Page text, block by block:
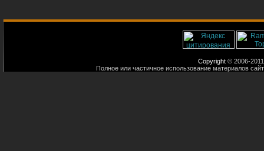
Copyright © 2006-
Полное или частичное использование материалов